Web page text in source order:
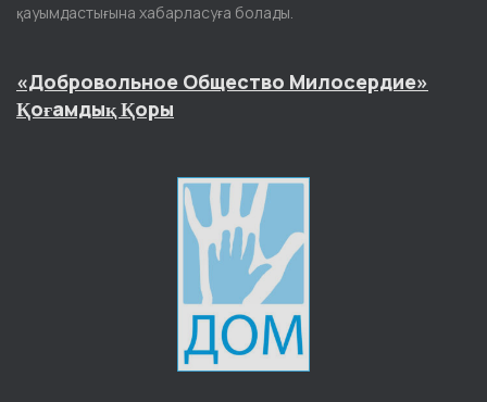
қауымдастығына хабарласуға болады.
«Добровольное Общество Милосердие»
Қоғамдық Қоры